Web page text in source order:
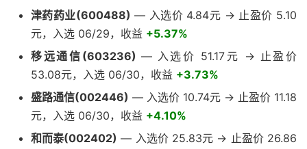
津药药业(600488) — 入选价 4.84元 → 止盈价 5.10
元，入选 06/29，收益 +5.37%
移远通信(603236) — 入选价 51.17元 → 止盈价
53.08元，入选 06/30，收益 +3.73%
盛路通信(002446) — 入选价 10.74元 → 止盈价 11.18
元，入选 06/30，收益 +4.10%
和而泰(002402) — 入选价 25.83元 → 止盈价 26.86